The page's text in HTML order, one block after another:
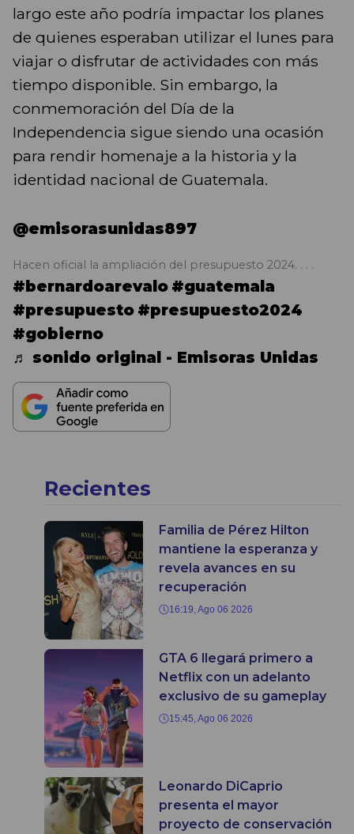
largo este año podría impactar los planes
de quienes esperaban utilizar el lunes para
viajar o disfrutar de actividades con más
tiempo disponible. Sin embargo, la
conmemoración del Día de la
Independencia sigue siendo una ocasión
para rendir homenaje a la historia y la
identidad nacional de Guatemala.
@emisorasunidas897
Hacen oficial la ampliación del presupuesto 2024. . . .
#bernardoarevalo #guatemala
#presupuesto #presupuesto2024
#gobierno
♬ sonido original - Emisoras Unidas
Recientes
Familia de Pérez Hilton
mantiene la esperanza y
revela avances en su
recuperación
16:19, Ago 06 2026
GTA 6 llegará primero a
Netflix con un adelanto
exclusivo de su gameplay
15:45, Ago 06 2026
Leonardo DiCaprio
presenta el mayor
proyecto de conservación